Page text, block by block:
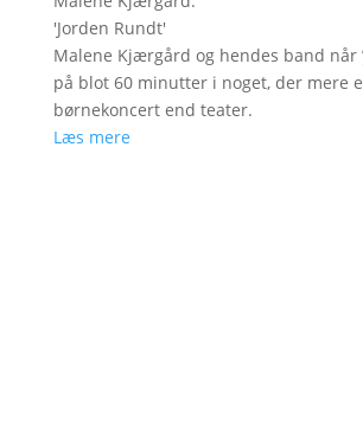
'Jorden Rundt'
Malene Kjærgård og hendes band når
på blot 60 minutter i noget, der mere
børnekoncert end teater.
Læs mere